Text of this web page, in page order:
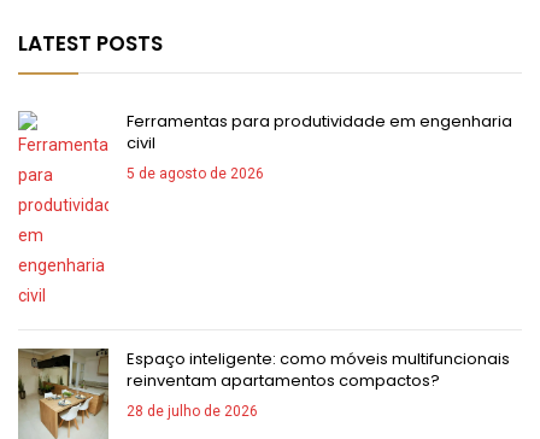
LATEST POSTS
Ferramentas para produtividade em engenharia
civil
5 de agosto de 2026
Espaço inteligente: como móveis multifuncionais
reinventam apartamentos compactos?
28 de julho de 2026